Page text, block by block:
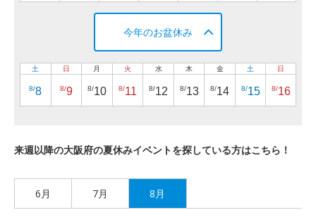
今年のお盆休み
土
8/8
日
8/9
月
8/10
火
8/11
水
8/12
木
8/13
金
8/14
土
8/15
日
8/16
来週以降の大阪府の夏休みイベントを探している方はこちら！
6月 7月 8月